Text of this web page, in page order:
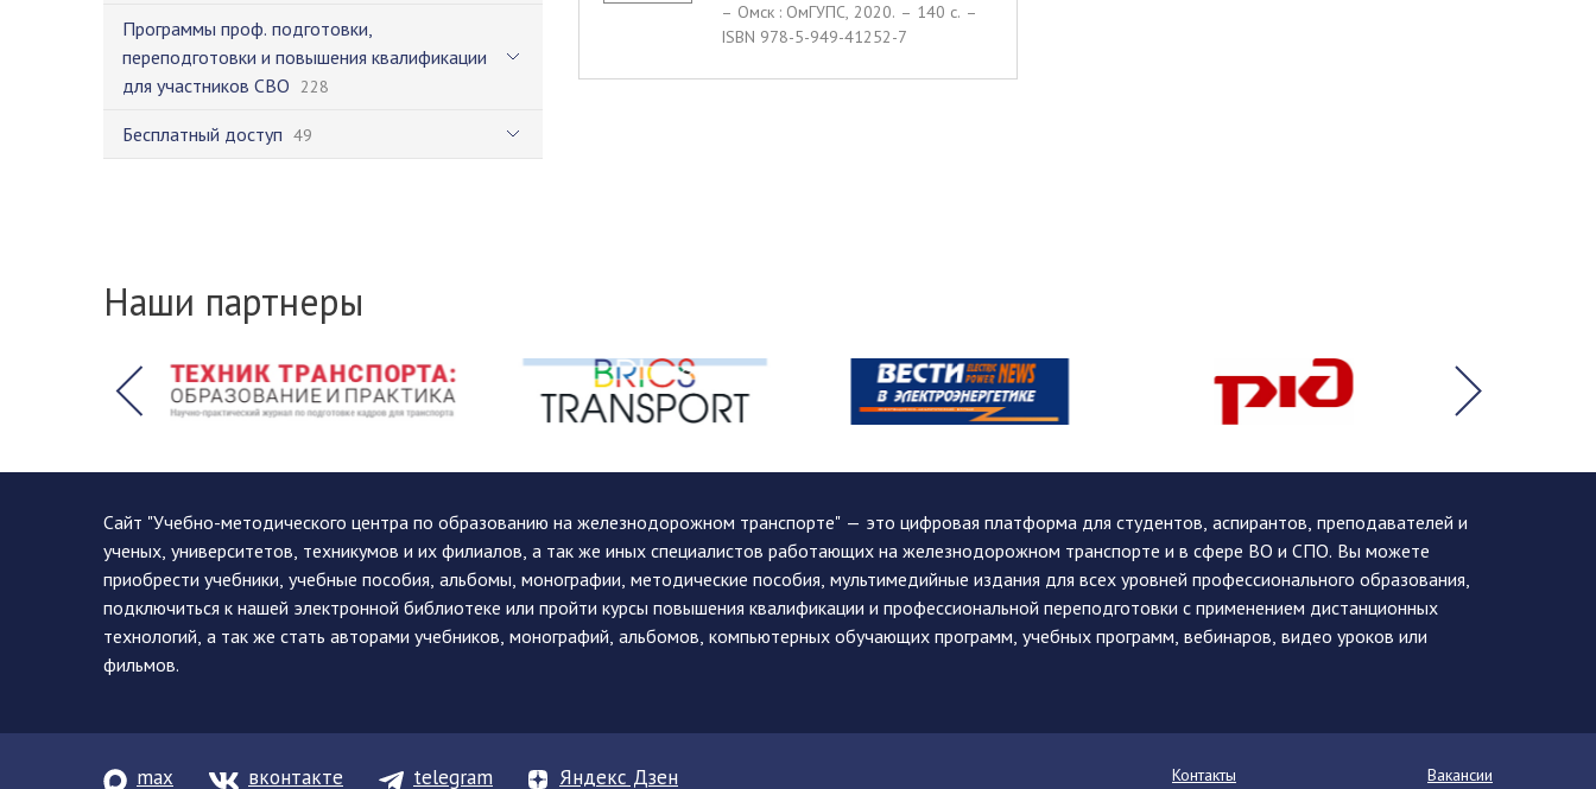
Программы проф. подготовки,
переподготовки и повышения квалификации
для участников СВО 228
Бесплатный доступ 49
– Омск : ОмГУПС, 2020. – 140 c. –
ISBN 978-5-949-41252-7
Наши партнеры
Сайт "Учебно-методического центра по образованию на железнодорожном транспорте" — это цифровая платформа для студентов, аспирантов, преподавателей и
ученых, университетов, техникумов и их филиалов, а так же иных специалистов работающих на железнодорожном транспорте и в сфере ВО и СПО. Вы можете
приобрести учебники, учебные пособия, альбомы, монографии, методические пособия, мультимедийные издания для всех уровней профессионального образования,
подключиться к нашей электронной библиотеке или пройти курсы повышения квалификации и профессиональной переподготовки с применением дистанционных
технологий, а так же стать авторами учебников, монографий, альбомов, компьютерных обучающих программ, учебных программ, вебинаров, видео уроков или
фильмов.
max вконтакте telegram Яндекс Дзен Контакты Вакансии